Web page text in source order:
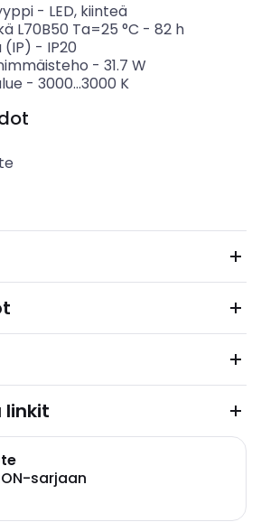
- LED, kiinteä
L70B50 Ta=25 °C - 82 h
(IP) - IP20
- 31.7 W
- 3000...3000 K
linkit
sarjaan